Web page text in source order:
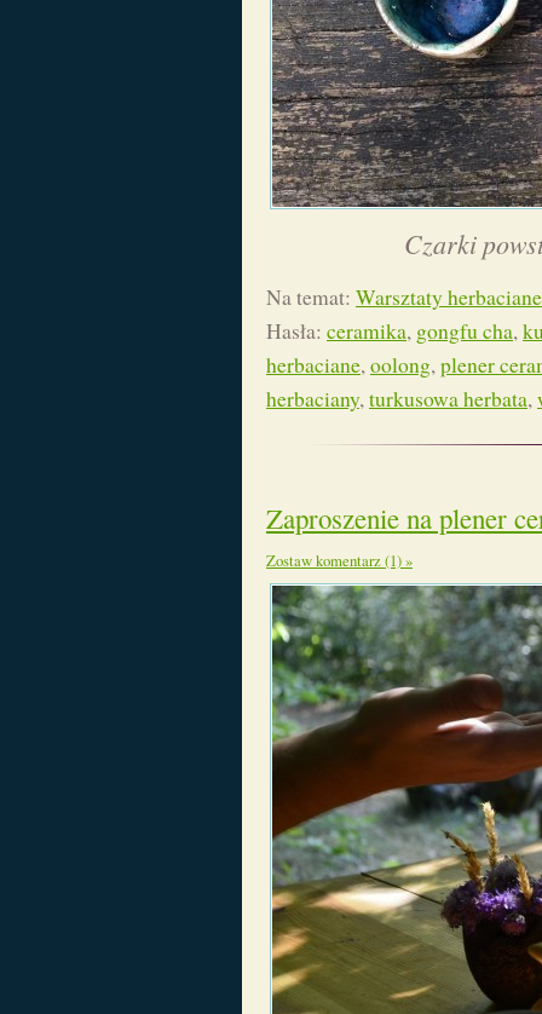
Czarki
Na temat: Warsztaty herbaciane
Hasła: ceramika, gongfu cha,
herbaciane,oolong,plener
herbaciany,turkusowa herbata,
Zaproszenie na plener
Zostaw komentarz (1) »